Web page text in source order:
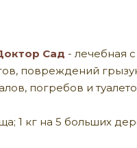
Сад - лечебная
повреждений
погребов и
1 кг на 5 больших